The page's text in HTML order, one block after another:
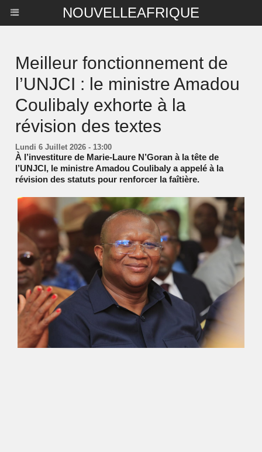
NOUVELLEAFRIQUE
Meilleur fonctionnement de
l’UNJCI : le ministre Amadou
Coulibaly exhorte à la
révision des textes
Lundi 6 Juillet 2026 - 13:00
À l’investiture de Marie-Laure N’Goran à la tête de
l’UNJCI, le ministre Amadou Coulibaly a appelé à la
révision des statuts pour renforcer la faîtière.